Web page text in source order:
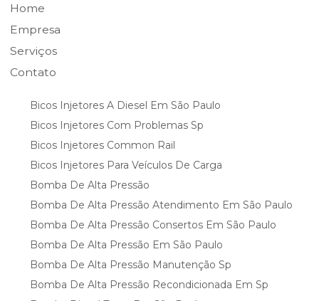
Home
Empresa
Serviços
Contato
Bicos Injetores A Diesel Em São Paulo
Bicos Injetores Com Problemas Sp
Bicos Injetores Common Rail
Bicos Injetores Para Veículos De Carga
Bomba De Alta Pressão
Bomba De Alta Pressão Atendimento Em São Paulo
Bomba De Alta Pressão Consertos Em São Paulo
Bomba De Alta Pressão Em São Paulo
Bomba De Alta Pressão Manutenção Sp
Bomba De Alta Pressão Recondicionada Em Sp